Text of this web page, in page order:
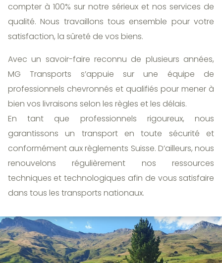
compter à 100% sur notre sérieux et nos services de
qualité. Nous travaillons tous ensemble pour votre
satisfaction, la sûreté de vos biens.
Avec un savoir-faire reconnu de plusieurs années,
MG Transports s’appuie sur une équipe de
professionnels chevronnés et qualifiés pour mener à
bien vos livraisons selon les règles et les délais.
En tant que professionnels rigoureux, nous
garantissons un transport en toute sécurité et
conformément aux règlements Suisse. D’ailleurs, nous
renouvelons régulièrement nos ressources
techniques et technologiques afin de vous satisfaire
dans tous les transports nationaux.